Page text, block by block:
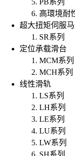
PB系列
高環境耐
超大扭矩伺服
SR系列
定位承载滑台
MCM系列
MCH系列
线性滑轨
LS系列
LH系列
LE系列
LU系列
LW系列
SH系列